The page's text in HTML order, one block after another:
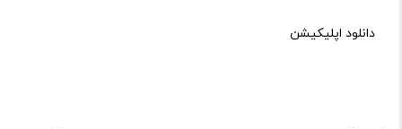
دانلود اپلیکیشن